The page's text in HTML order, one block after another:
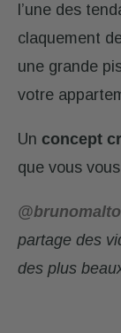
l’une des
claquement
une grande
votre
Un concept
que vous
partage des
des plus